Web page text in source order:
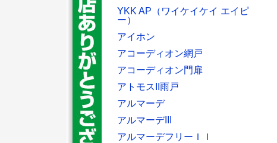
YKK AP（ワイケイケイ エイピ
ー）
アイホン
アコーディオン網戸
アコーディオン門扉
アトモスII雨戸
アルマーデ
アルマーデIII
アルマーデフリーＩＩ